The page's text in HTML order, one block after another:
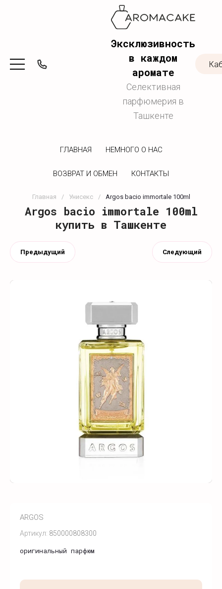
Эксклюзивность
в каждом
аромате
Селективная
парфюмерия в
Ташкенте
ГЛАВНАЯ НЕМНОГО О НАС
ВОЗВРАТ И ОБМЕН КОНТАКТЫ
Главная / Унисекс / Argos bacio immortale 100ml
Argos bacio immortale 100ml
купить в Ташкенте
Предыдущий Следующий
Артикул: 850000808300
ARGOS
оригинальный парфюм